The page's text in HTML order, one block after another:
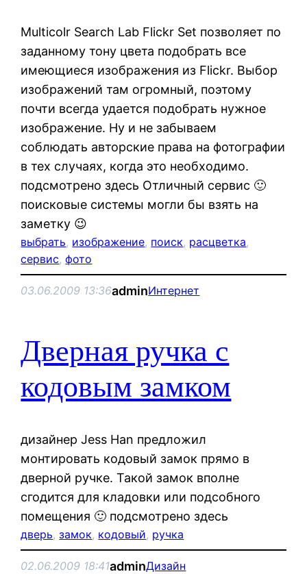
Multicolr Search Lab Flickr Set позволяет по
заданному тону цвета подобрать все
имеющиеся изображения из Flickr. Выбор
изображений там огромный, поэтому
почти всегда удается подобрать нужное
изображение. Ну и не забываем
соблюдать авторские права на фотографии
в тех случаях, когда это необходимо.
подсмотрено здесь Отличный сервис 🙂
поисковые системы могли бы взять на
заметку 😉
выбрать, изображение, поиск, расцветка
сервис, фото
03.06.2009 13:36adminИнтернет
Дверная ручка с
кодовым замком
дизайнер Jess Han предложил
монтировать кодовый замок прямо в
дверной ручке. Такой замок вполне
сгодится для кладовки или подсобного
помещения 🙂 подсмотрено здесь
дверь, замок, кодовый, ручка
02.06.2009 18:41adminДизайн